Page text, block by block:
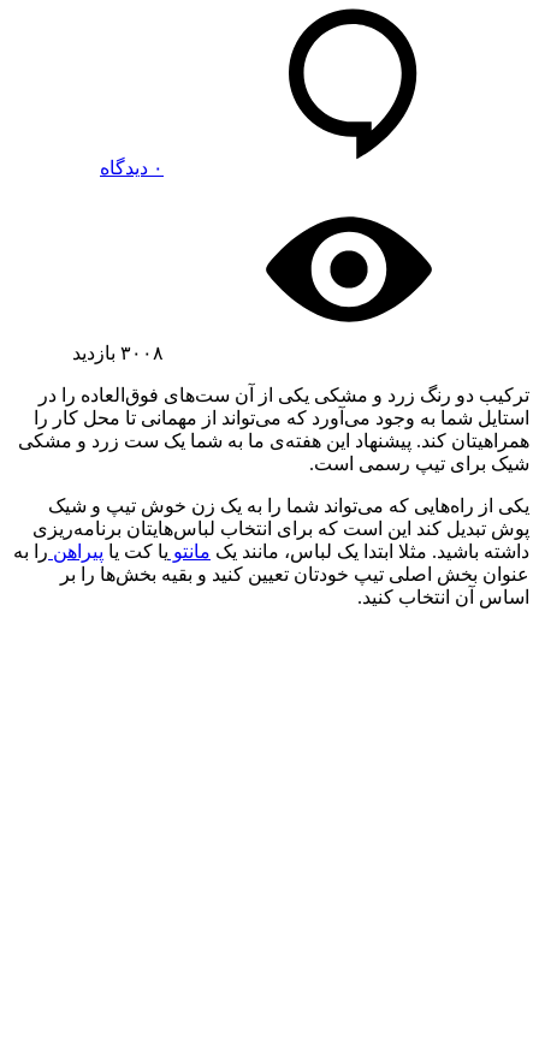
۰ دیدگاه
۳۰۰۸ بازدید
ترکیب دو رنگ زرد و مشکی یکی از آن ست‌های فوق‌العاده را در
استایل شما به وجود می‌آورد که می‌تواند از مهمانی تا محل کار را
همراهیتان کند. پیشنهاد این هفته‌ی ما به شما یک ست زرد و مشکی
شیک برای تیپ رسمی است.
یکی از راه‌هایی که می‌تواند شما را به یک زن خوش تیپ و شیک
پوش تبدیل کند این است که برای انتخاب لباس‌هایتان برنامه‌ریزی
داشته باشید. مثلا ابتدا یک لباس، مانند یک مانتو یا کت یا پیراهن را به
عنوان بخش اصلی تیپ خودتان تعیین کنید و بقیه بخش‌ها را بر
اساس آن انتخاب کنید.